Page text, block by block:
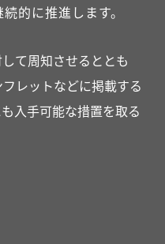
的に推進します。
て周知させるととも
レットなどに掲載する
入手可能な措置を取る